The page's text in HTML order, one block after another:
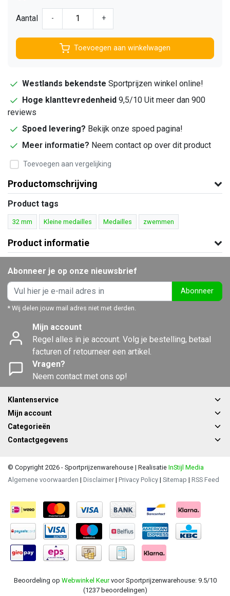
Aantal - +
Toevoegen aan winkelwagen
Westlands bekendste Sportprijzen winkel online!
Hoge klanttevredenheid 9,5/10 Uit meer dan 900
reviews
Spoed levering? Bekijk onze spoed pagina!
Meer informatie? Neem contact op over dit product
Toevoegen aan vergelijking
Productomschrijving
Product tags
32 mm Kleine medailles Medailles zwemmen
Product informatie
Abonneer je op onze nieuwsbrief
Abonneer
* Wij delen jouw mail adres niet met derden.
Mijn account
Regel alles in je account. Volg je bestelling, betaal
facturen of retourneer een artikel.
Vragen?
Neem contact met ons op!
Klantenservice
Mijn account
Categorieën
Contactgegevens
© Copyright 2026 - Sportprijzenwarehouse | Realisatie InStijl Media
Algemene voorwaarden | Disclaimer | Privacy Policy | Sitemap | RSS Feed
Beoordeling op Webwinkel Keurvoor Sportprijzenwarehouse: 9.5/10
(1237 beoordelingen)